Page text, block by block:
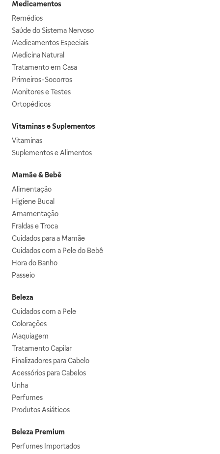
Medicamentos
Remédios
Saúde do Sistema Nervoso
Medicamentos Especiais
Medicina Natural
Tratamento em Casa
Primeiros-Socorros
Monitores e Testes
Ortopédicos
Vitaminas e Suplementos
Vitaminas
Suplementos e Alimentos
Mamãe & Bebê
Alimentação
Higiene Bucal
Amamentação
Fraldas e Troca
Cuidados para a Mamãe
Cuidados com a Pele do Bebê
Hora do Banho
Passeio
Beleza
Cuidados com a Pele
Colorações
Maquiagem
Tratamento Capilar
Finalizadores para Cabelo
Acessórios para Cabelos
Unha
Perfumes
Produtos Asiáticos
Beleza Premium
Perfumes Importados